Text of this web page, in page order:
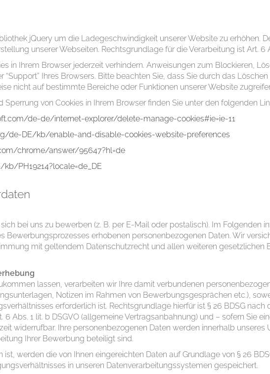
jQuery um die Ladegeschwindigkeit unserer Website zu erhöhen.
unserer Webseiten. Rechtsgrundlage für die Verarbeitung ist Art. 6
in Ihrem Browser jederzeit verhindern. Anweisungen zum Blockieren,
“Support” Ihres Browsers. Bitte beachten Sie, dass Sie durch das
nicht auf bestimmte Bereiche oder Funktionen unserer Website
Sperrung von Cookies in Ihrem Browser finden Sie unter den folgenden
de-de/internet-explorer/delete-manage-cookies#ie=ie-11
de-DE/kb/enable-and-disable-cookies-website-preferences
chrome/answer/95647?hl=de
PH19214?locale=de_DE
bei uns zu bewerben (z. B. per E-Mail oder postalisch). Im Folgenden
Bewerbungsprozesses erhobenen personenbezogenen Daten. Wir
mit geltendem Datenschutzrecht und allen weiteren gesetzlichen
lassen, verarbeiten wir Ihre damit verbundenen
Notizen im Rahmen von Bewerbungsgesprächen etc.),
erforderlich ist. Rechtsgrundlage hierfür ist § 26 BDSG
Abs. 1 lit. b DSGVO (allgemeine Vertragsanbahnung) und – sofern Sie
widerrufbar. Ihre personenbezogenen Daten werden innerhalb
Ihrer Bewerbung beteiligt sind.
werden die von Ihnen eingereichten Daten auf Grundlage von § 26
in unseren Datenverarbeitungssystemen gespeichert.